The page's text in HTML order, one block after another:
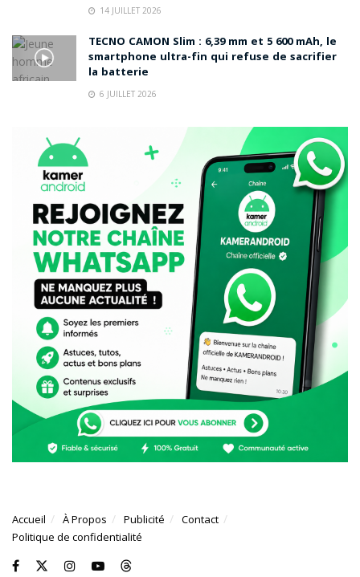
14 JUILLET 2026
TECNO CAMON Slim : 6,39 mm et 5 600 mAh, le
smartphone ultra-fin qui refuse de sacrifier
la batterie
6 JUILLET 2026
Accueil À Propos Publicité
Contact
Politique de confidentialité